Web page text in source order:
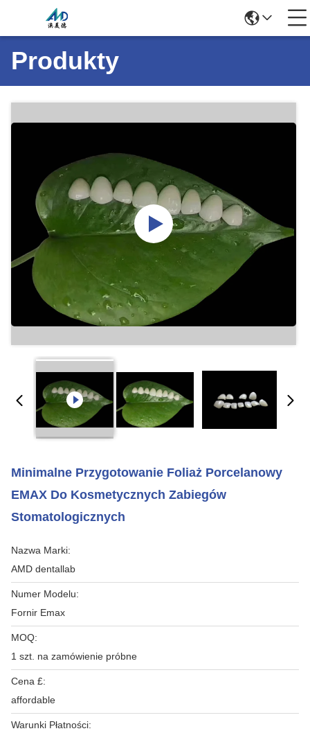
Produkty
Minimalne Przygotowanie Foliaż Porcelanowy
EMAX Do Kosmetycznych Zabiegów
Stomatologicznych
Nazwa Marki:
AMD dentallab
Numer Modelu:
Fornir Emax
MOQ:
1 szt. na zamówienie próbne
Cena £:
affordable
Warunki Płatności: